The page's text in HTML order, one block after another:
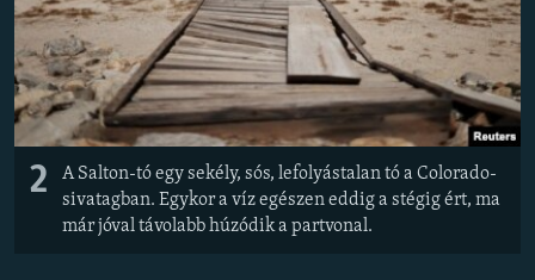
2
A Salton-tó egy sekély, sós, lefolyástalan tó a Colorado-
sivatagban. Egykor a víz egészen eddig a stégig ért, ma
már jóval távolabb húzódik a partvonal.